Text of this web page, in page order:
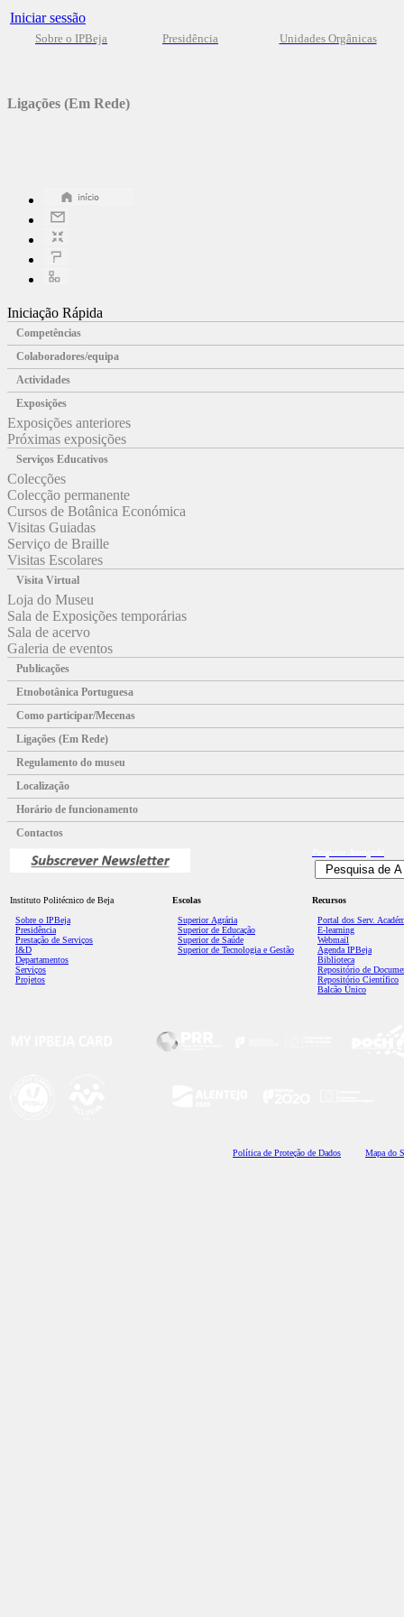
Iniciar sessão
Sobre o IPBeja Presidência Unidades Orgânicas
Ligações (Em Rede)
Iniciação Rápida
Competências
Colaboradores/equipa
Actividades
Exposições
Exposições anteriores
Próximas exposições
Serviços Educativos
Colecções
Colecção permanente
Cursos de Botânica Económica
Visitas Guiadas
Serviço de Braille
Visitas Escolares
Visita Virtual
Loja do Museu
Sala de Exposições temporárias
Sala de acervo
Galeria de eventos
Publicações
Etnobotânica Portuguesa
Como participar/Mecenas
Ligações (Em Rede)
Regulamento do museu
Localização
Horário de funcionamento
Contactos
Instituto Politécnico de Beja
Sobre o IPBeja
Presidência
Prestação de Serviços
I&D
Departamentos
Serviços
Projetos
Escolas
Superior Agrária
Superior de Educação
Superior de Saúde
Superior de Tecnologia e Gestão
Recursos
Portal dos Serv.
E-learning
Webmail
Agenda IPBeja
Biblioteca
Repositório de
Repositório Científico
Balcão Único
Política de Proteção de Dados Mapa do